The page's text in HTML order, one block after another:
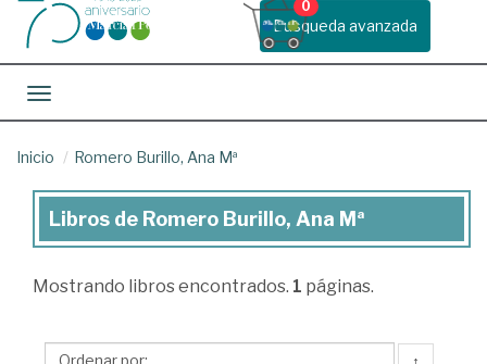
Busqueda avanzada
0
Toggle navigation
Inicio Romero Burillo, Ana Mª
Libros
Romero
Libros de Romero Burillo, Ana Mª
Mostrando libros encontrados. 1 páginas.